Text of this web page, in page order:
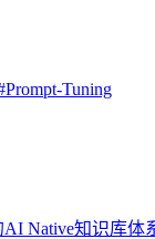
Prompt-Tuning
Native知识库体